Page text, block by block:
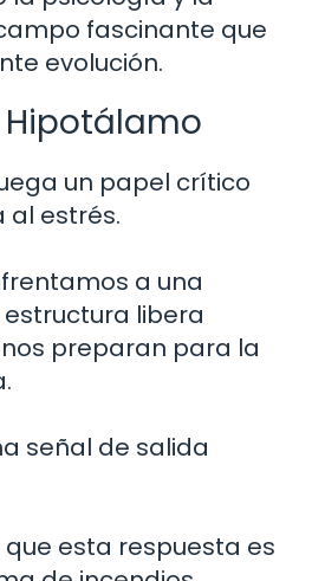
fascinante que
evolución.
Hipotálamo
un papel crítico
al estrés.
a una
libera
preparan para la
señal de salida
esta respuesta es